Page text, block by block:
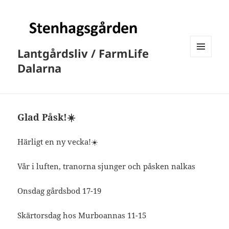
Lantgårdsliv / FarmLife
Dalarna
Glad Påsk!☀️
Härligt en ny vecka!☀️
Vår i luften, tranorna sjunger och påsken nalkas
Onsdag gårdsbod 17-19
Skärtorsdag hos Murboannas 11-15